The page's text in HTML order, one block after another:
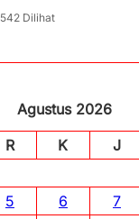
542 Dilihat
Agustus 2026
R K J
5 6 7